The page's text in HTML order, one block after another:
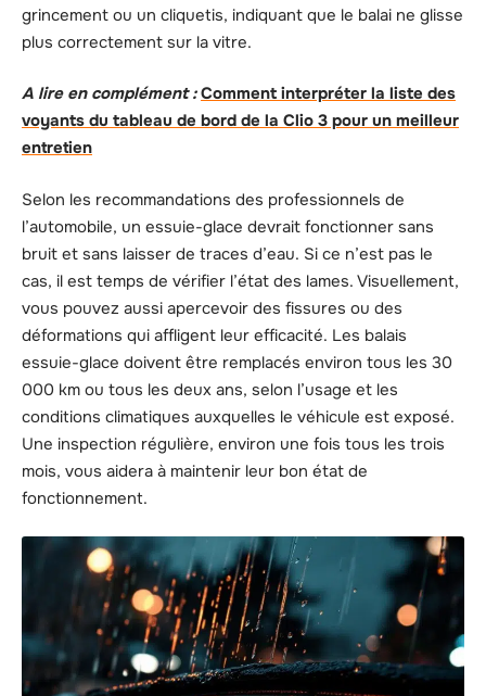
grincement ou un cliquetis, indiquant que le balai ne glisse
plus correctement sur la vitre.
A lire en complément : Comment interpréter la liste des
voyants du tableau de bord de la Clio 3 pour un meilleur
entretien
Selon les recommandations des professionnels de
l’automobile, un essuie-glace devrait fonctionner sans
bruit et sans laisser de traces d’eau. Si ce n’est pas le
cas, il est temps de vérifier l’état des lames. Visuellement,
vous pouvez aussi apercevoir des fissures ou des
déformations qui affligent leur efficacité. Les balais
essuie-glace doivent être remplacés environ tous les 30
000 km ou tous les deux ans, selon l’usage et les
conditions climatiques auxquelles le véhicule est exposé.
Une inspection régulière, environ une fois tous les trois
mois, vous aidera à maintenir leur bon état de
fonctionnement.